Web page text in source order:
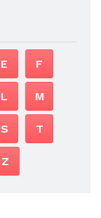
E F
L M
S T
Z